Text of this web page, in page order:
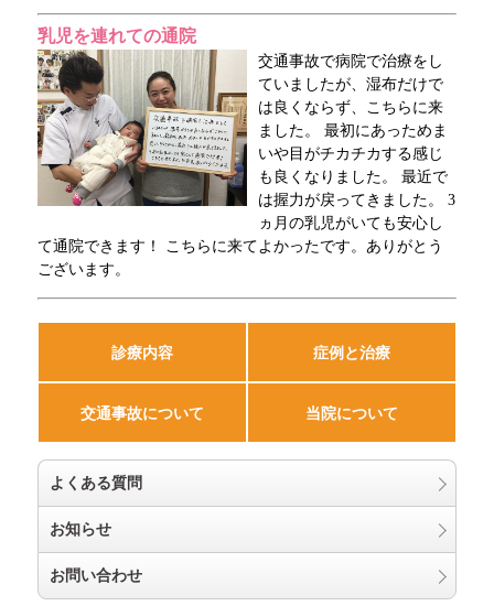
乳児を連れての通院
交通事故で病院で治療をし
ていましたが、湿布だけで
は良くならず、こちらに来
ました。 最初にあっためま
いや目がチカチカする感じ
も良くなりました。 最近で
は握力が戻ってきました。 3
ヵ月の乳児がいても安心し
て通院できます！ こちらに来てよかったです。ありがとう
ございます。
診療内容 症例と治療
交通事故について 当院について
よくある質問
お知らせ
お問い合わせ